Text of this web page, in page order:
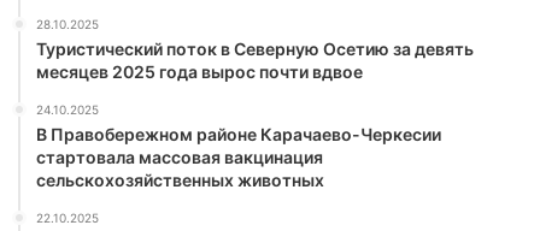
28.10.2025
Туристический поток в Северную Осетию за девять
месяцев 2025 года вырос почти вдвое
24.10.2025
В Правобережном районе Карачаево-Черкесии
стартовала массовая вакцинация
сельскохозяйственных животных
22.10.2025